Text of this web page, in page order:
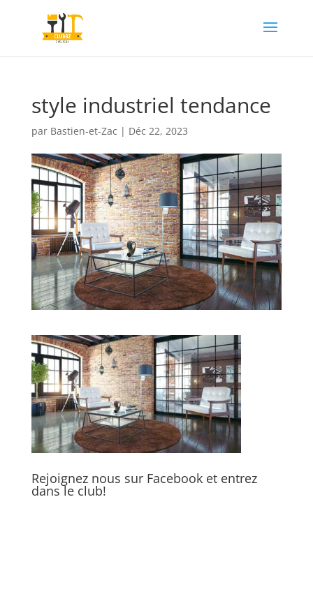
style industriel tendance
par Bastien-et-Zac | Déc 22, 2023
Rejoignez nous sur Facebook et entrez
dans le club!